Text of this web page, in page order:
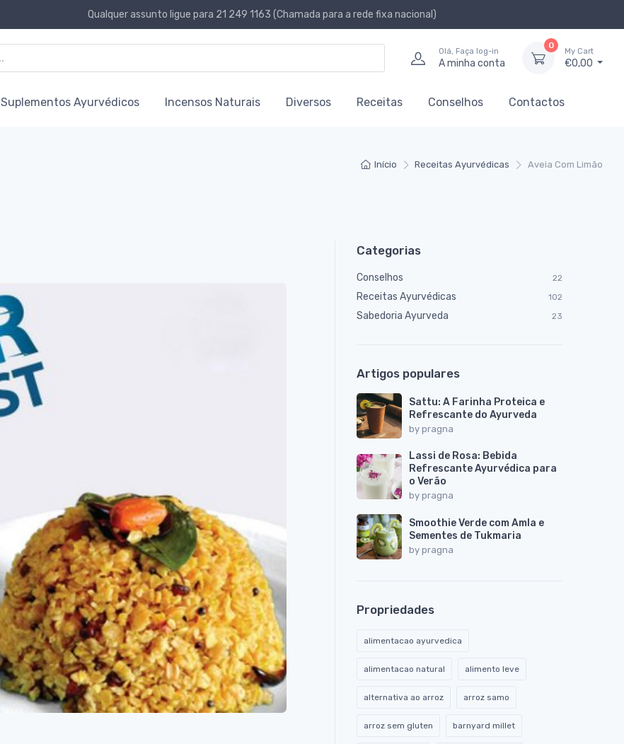
Qualquer assunto ligue para 21 249 1163 (Chamada para a rede fixa nacional)
Olá, Faça log-in
A minha conta
0
My Cart
€0,00
Suplementos Ayurvédicos Incensos Naturais Diversos Receitas Conselhos Contactos
Início Receitas Ayurvédicas Aveia Com Limão
Categorias
Conselhos 22
Receitas Ayurvédicas 102
Sabedoria Ayurveda 23
Artigos populares
Sattu: A Farinha Proteica e
Refrescante do Ayurveda
by pragna
Lassi de Rosa: Bebida
Refrescante Ayurvédica para
o Verão
by pragna
Smoothie Verde com Amla e
Sementes de Tukmaria
by pragna
Propriedades
alimentacao ayurvedica
alimentacao natural alimento leve
alternativa ao arroz arroz samo
arroz sem gluten barnyard millet